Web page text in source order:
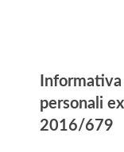
personali
2016/679